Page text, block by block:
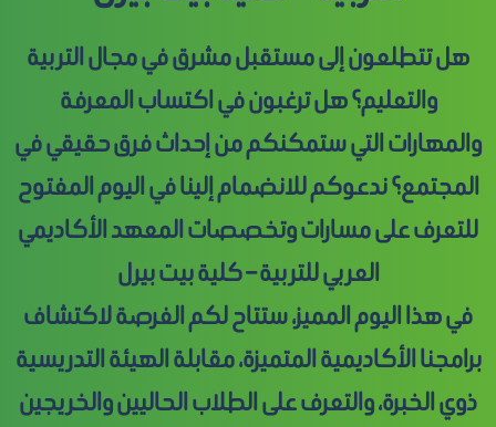
هل تتطلعون إلى مستقبل مشرق في مجال التربية
والتعليم؟ هل ترغبون في اكتساب المعرفة
والمهارات التي ستمكنكم من إحداث فرق حقيقي في
المجتمع؟ ندعوكم للانضمام إلينا في اليوم المفتوح
للتعرف على مسارات وتخصصات المعهد الأكاديمي
العربي للتربية – كلية بيت بيرل
في هذا اليوم المميز، ستتاح لكم الفرصة لاكتشاف
برامجنا الأكاديمية المتميزة، مقابلة الهيئة التدريسية
ذوي الخبرة، والتعرف على الطلاب الحاليين والخريجين